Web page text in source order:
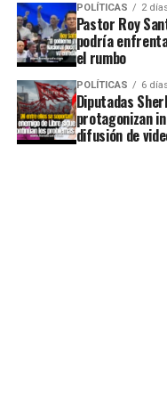
POLÍTICAS 2
Pastor Roy
podría
el rumbo
POLÍTICAS 6
Diputadas
protagonizan
difusión de